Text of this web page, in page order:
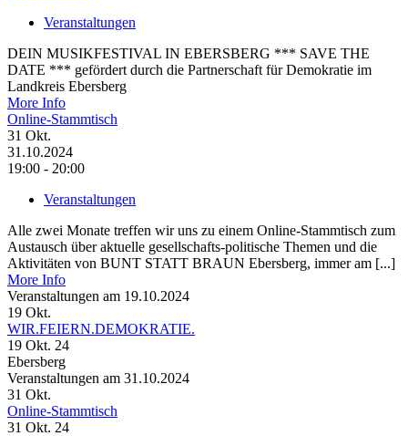
Veranstaltungen
DEIN MUSIKFESTIVAL IN EBERSBERG *** SAVE THE
DATE *** gefördert durch die Partnerschaft für Demokratie im
Landkreis Ebersberg
More Info
Online-Stammtisch
31 Okt.
31.10.2024
19:00 - 20:00
Veranstaltungen
Alle zwei Monate treffen wir uns zu einem Online-Stammtisch zum
Austausch über aktuelle gesellschafts-politische Themen und die
Aktivitäten von BUNT STATT BRAUN Ebersberg, immer am [...]
More Info
Veranstaltungen am 19.10.2024
19 Okt.
WIR.FEIERN.DEMOKRATIE.
19 Okt. 24
Ebersberg
Veranstaltungen am 31.10.2024
31 Okt.
Online-Stammtisch
31 Okt. 24